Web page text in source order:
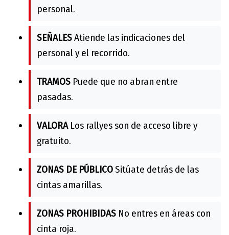
personal.
SEÑALESAtiende las indicaciones del
personal y el recorrido.
TRAMOS Puede que no abran entre
pasadas.
VALORALos rallyes son de acceso libre y
gratuito.
ZONAS DE PÚBLICOSitúate detrás de las
cintas amarillas.
ZONAS PROHIBIDAS No entres en áreas con
cinta roja.